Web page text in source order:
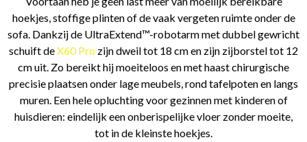
hoekjes, stoffige plinten of de vaak vergeten ruimte onder de
sofa. Dankzij de UltraExtend™-robotarm met dubbel gewricht
schuift deX60 Pro zijn dweil tot 18 cm en zijn zijborstel tot 12
cm uit. Zo bereikt hij moeiteloos en met haast chirurgische
precisie plaatsen onder lage meubels, rond tafelpoten en langs
muren. Een hele opluchting voor gezinnen met kinderen of
huisdieren: eindelijk een onberispelijke vloer zonder moeite,
tot in de kleinste hoekjes.